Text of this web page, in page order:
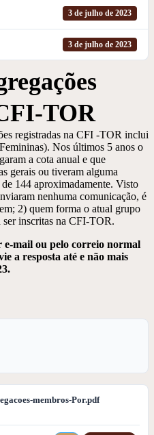
3 de julho de 2023
3 de julho de 2023
TOR
registradas na CFI -TOR inclui
Nos últimos 5 anos o
a cota anual e que
gerais ou tiveram alguma
144 aproximadamente. Visto
nenhuma comunicação, é
2) quem forma o atual grupo
ser inscritas na CFI-TOR.
e-mail ou pelo correio normal
a resposta até e não mais
membros-Por.pdf